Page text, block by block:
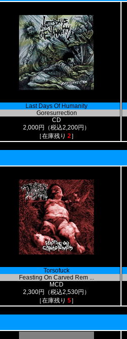
Last Days Of Humanity
Goresurrection
CD
2,000円（税込2,200円）
［在庫残り 2］
Torsofuck
Feasting On Carved Rem ...
MCD
2,300円（税込2,530円）
［在庫残り 5］